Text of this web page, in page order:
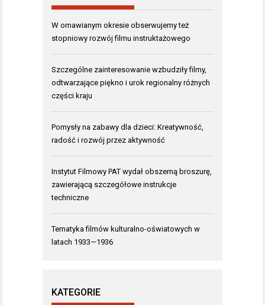
W omawianym okresie obserwujemy też
stopniowy rozwój filmu instruktażowego
Szczególne zainteresowanie wzbudziły filmy,
odtwarzające piękno i urok regionalny różnych
części kraju
Pomysły na zabawy dla dzieci: Kreatywność,
radość i rozwój przez aktywność
Instytut Filmowy PAT wydał obszerną broszurę,
zawierającą szczegółowe instrukcje
techniczne
Tematyka filmów kulturalno-oświatowych w
latach 1933—1936
KATEGORIE